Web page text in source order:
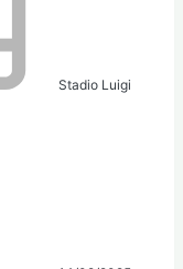
Stadio Luigi